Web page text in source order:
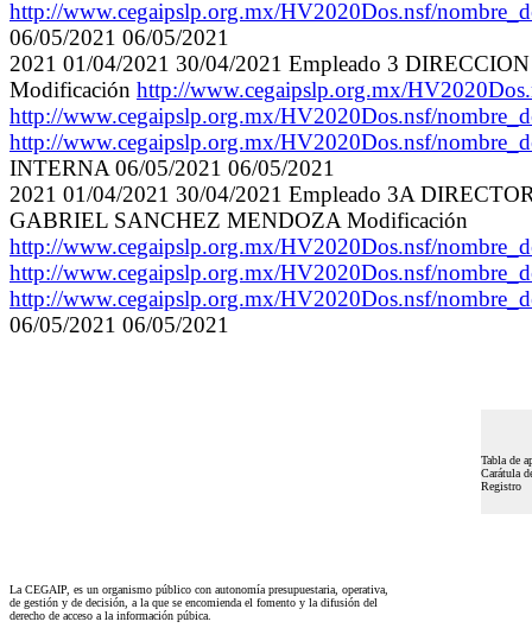
http://www.cegaipslp.org.mx/HV2020Dos.nsf/
06/05/2021 06/05/2021
2021 01/04/2021 30/04/2021 Empleado 3
Modificación http://www.cegaipslp.org.mx/
http://www.cegaipslp.org.mx/HV2020Dos.nsf/
http://www.cegaipslp.org.mx/HV2020Dos.nsf/
INTERNA 06/05/2021 06/05/2021
2021 01/04/2021 30/04/2021 Empleado 3A
GABRIEL SANCHEZ MENDOZA Modificación
http://www.cegaipslp.org.mx/HV2020Dos.nsf/
http://www.cegaipslp.org.mx/HV2020Dos.nsf/
http://www.cegaipslp.org.mx/HV2020Dos.nsf/
06/05/2021 06/05/2021
Tabla de
Carátula
Registro
La CEGAIP, es un organismo público con autonomía presupuestaria, operativa,
de gestión y de decisión, a la que se encomienda el fomento y la difusión del
derecho de acceso a la información púbica.